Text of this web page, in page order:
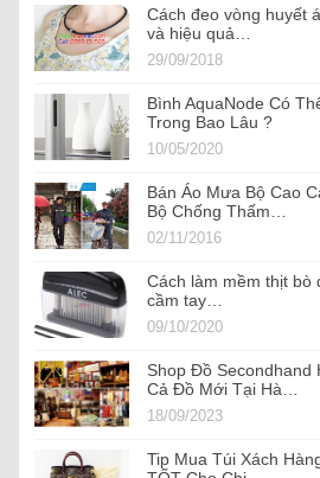
Cách đeo vòng huyết
và hiệu quả…
29/09/2018
Bình AquaNode Có
Trong Bao Lâu ?
10/05/2020
Bán Áo Mưa Bộ Cao
Bộ Chống Thấm…
02/11/2016
Cách làm mềm thịt bò
cầm tay…
09/10/2020
Shop Đồ Secondhand
Cả Đồ Mới Tại Hà…
18/09/2023
Tip Mua Túi Xách